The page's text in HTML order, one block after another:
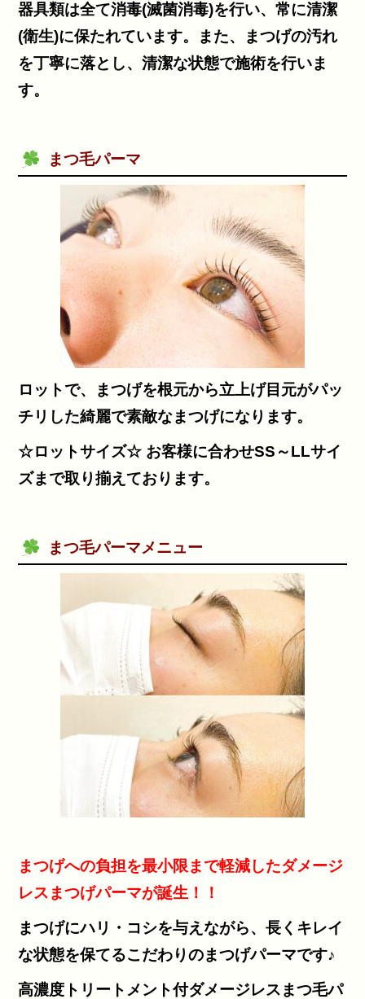
器具類は全て消毒(滅菌消毒)を行い、常に清潔
(衛生)に保たれています。また、まつげの汚れ
を丁寧に落とし、清潔な状態で施術を行いま
す。
まつ毛パーマ
ロットで、まつげを根元から立上げ目元がパッ
チリした綺麗で素敵なまつげになります。
☆ロットサイズ☆ お客様に合わせSS～LLサイ
ズまで取り揃えております。
まつ毛パーマメニュー
まつげへの負担を最小限まで軽減したダメージ
レスまつげパーマが誕生！！
まつげにハリ・コシを与えながら、長くキレイ
な状態を保てるこだわりのまつげパーマです♪
高濃度トリートメント付ダメージレスまつ毛パ